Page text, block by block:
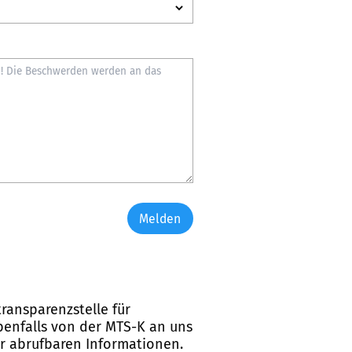
Melden
für
von der MTS-K an uns
abrufbaren Informationen.